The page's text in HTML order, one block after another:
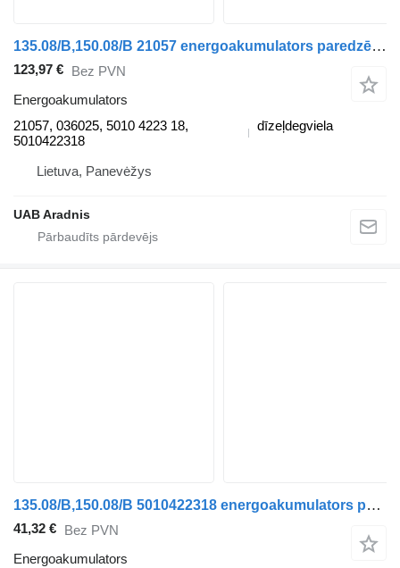
135.08/B,150.08/B 21057 energoakumulators paredzēts Renault Midlum kravas automašīnas
123,97 € Bez PVN
Energoakumulators
21057, 036025, 5010 4223 18,
5010422318
dīzeļdegviela
Lietuva, Panevėžys
UAB Aradnis
135.08/B,150.08/B 5010422318 energoakumulators paredzēts Renault Midlum kravas automašīnas
41,32 € Bez PVN
Energoakumulators